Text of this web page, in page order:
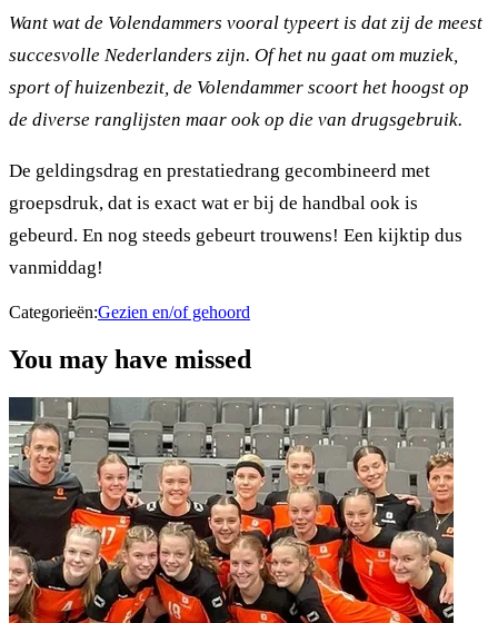
Want wat de Volendammers vooral typeert is dat zij de meest
succesvolle Nederlanders zijn. Of het nu gaat om muziek,
sport of huizenbezit, de Volendammer scoort het hoogst op
de diverse ranglijsten maar ook op die van drugsgebruik.
De geldingsdrag en prestatiedrang gecombineerd met
groepsdruk, dat is exact wat er bij de handbal ook is
gebeurd. En nog steeds gebeurt trouwens! Een kijktip dus
vanmiddag!
Categorieën:Gezien en/of gehoord
You may have missed